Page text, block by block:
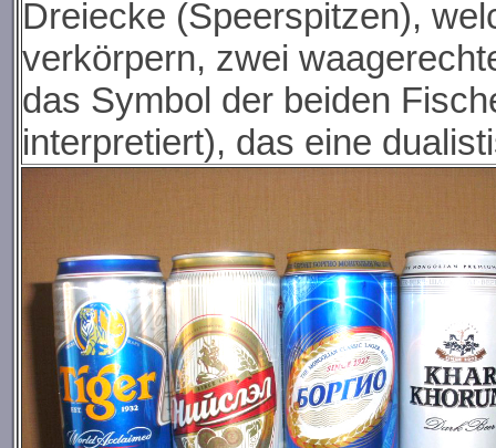
Dreiecke (Speerspitzen),
verkörpern, zwei
das Symbol der beiden
interpretiert), das eine